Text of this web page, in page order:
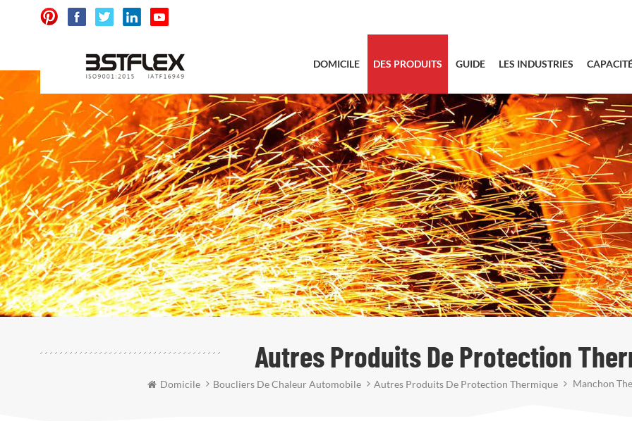
DOMICILE DES PRODUITS GUIDE LES INDUSTRIES
Autres Produits De Protection
Domicile Boucliers De Chaleur Automobile Autres Produits De Protection Thermique Manchon